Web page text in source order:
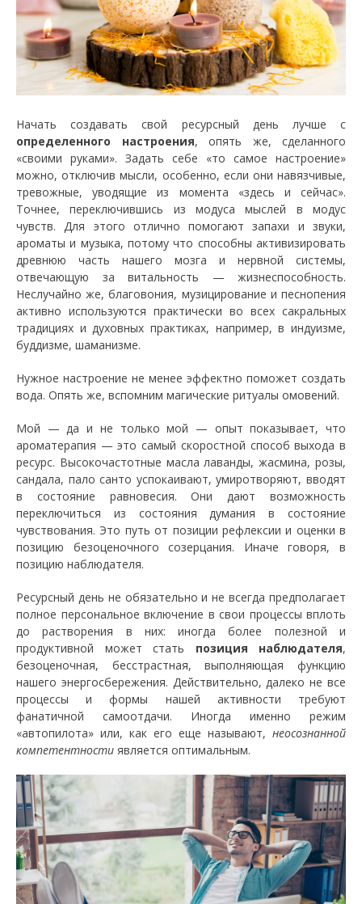
Начать создавать свой ресурсный день лучше с
определенного настроения, опять же, сделанного
«своими руками». Задать себе «то самое настроение»
можно, отключив мысли, особенно, если они навязчивые,
тревожные, уводящие из момента «здесь и сейчас».
Точнее, переключившись из модуса мыслей в модус
чувств. Для этого отлично помогают запахи и звуки,
ароматы и музыка, потому что способны активизировать
древнюю часть нашего мозга и нервной системы,
отвечающую за витальность — жизнеспособность.
Неслучайно же, благовония, музицирование и песнопения
активно используются практически во всех сакральных
традициях и духовных практиках, например, в индуизме,
буддизме, шаманизме.
Нужное настроение не менее эффектно поможет создать
вода. Опять же, вспомним магические ритуалы омовений.
Мой — да и не только мой — опыт показывает, что
ароматерапия — это самый скоростной способ выхода в
ресурс. Высокочастотные масла лаванды, жасмина, розы,
сандала, пало санто успокаивают, умиротворяют, вводят
в состояние равновесия. Они дают возможность
переключиться из состояния думания в состояние
чувствования. Это путь от позиции рефлексии и оценки в
позицию безоценочного созерцания. Иначе говоря, в
позицию наблюдателя.
Ресурсный день не обязательно и не всегда предполагает
полное персональное включение в свои процессы вплоть
до растворения в них: иногда более полезной и
продуктивной может стать позиция наблюдателя,
безоценочная, бесстрастная, выполняющая функцию
нашего энергосбережения. Действительно, далеко не все
процессы и формы нашей активности требуют
фанатичной самоотдачи. Иногда именно режим
«автопилота» или, как его еще называют, неосознанной
компетентности является оптимальным.